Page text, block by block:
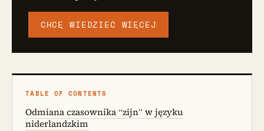
CHCĘ WIEDZIEĆ WIĘCEJ
TABLE OF CONTENTS
Odmiana czasownika “zijn” w języku
niderlandzkim